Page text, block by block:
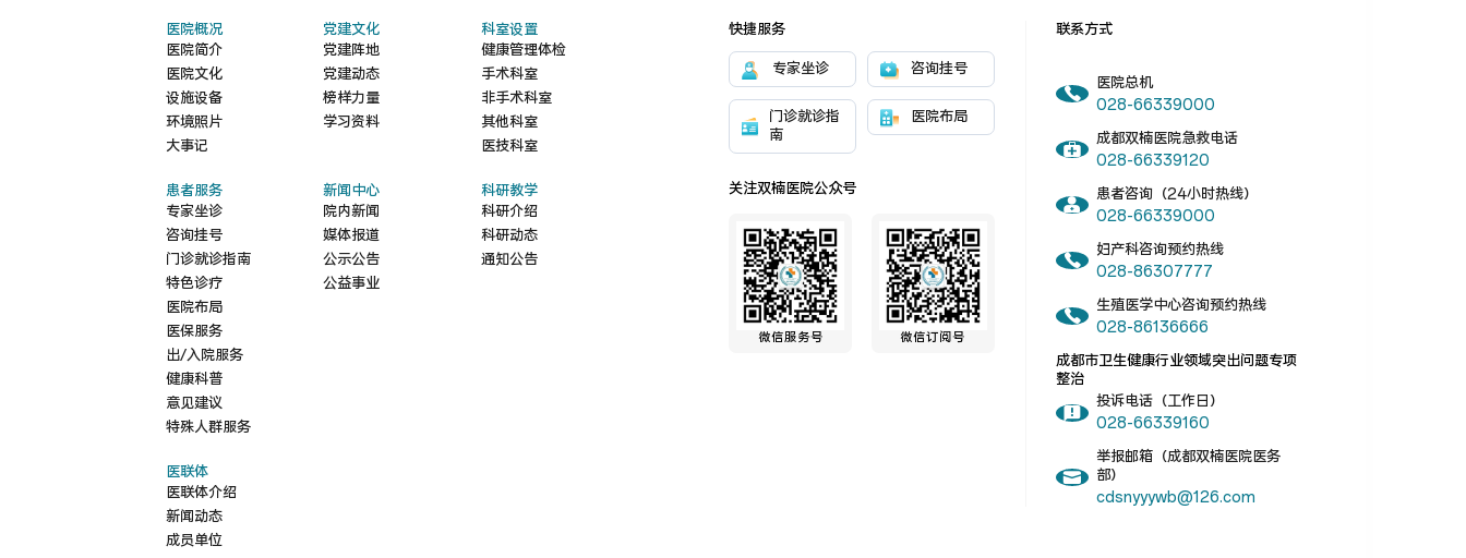
医院概况
医院简介
医院文化
设施设备
环境照片
大事记
党建文化
党建阵地
党建动态
榜样力量
学习资料
科室设置
健康管理体检
手术科室
非手术科室
其他科室
医技科室
患者服务
专家坐诊
咨询挂号
门诊就诊指南
特色诊疗
医院布局
医保服务
出/入院服务
健康科普
意见建议
特殊人群服务
新闻中心
院内新闻
媒体报道
公示公告
公益事业
科研教学
科研介绍
科研动态
通知公告
医联体
医联体介绍
新闻动态
成员单位
快捷服务
专家坐诊 咨询挂号
门诊就诊指
南
医院布局
关注双楠医院公众号
微信服务号 微信订阅号
联系方式
医院总机
028-66339000
成都双楠医院急救电话
028-66339120
患者咨询（24小时热线）
028-66339000
妇产科咨询预约热线
028-86307777
生殖医学中心咨询预约热线
028-86136666
成都市卫生健康行业领域突出问题专项
整治
投诉电话（工作日）
028-66339160
举报邮箱（成都双楠医院医务
部）
cdsnyyywb@126.com